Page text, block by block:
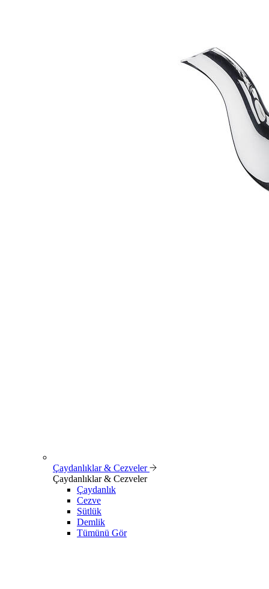
Çaydanlıklar & Cezveler
Çaydanlıklar & Cezveler
Çaydanlık
Cezve
Sütlük
Demlik
Tümünü Gör